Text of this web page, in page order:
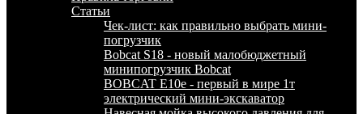
Статьи
Чек-лист: как правильно выбрать мини-
погрузчик
Bobcat S18 - новый малобюджетный
минипогрузчик Bobcat
BOBCAT E10e - первый в мире 1т
электрический мини-экскаватор